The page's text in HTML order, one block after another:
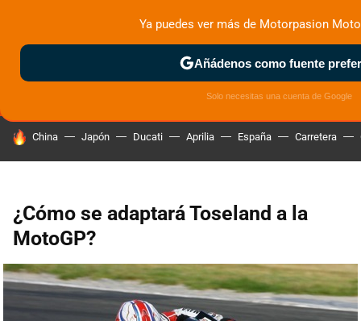
MENÚ NUEVO
DEPORTIVAS MOTOS ELÉCTRICAS
HOY SE HABLA DE
China Japón Ducati Aprilia España Carretera
¿Cómo se adaptará Toseland a la
MotoGP?
Ya puedes ver más de Motorpasion
Añádenos como fuente
Solo necesitas una cuenta de Google